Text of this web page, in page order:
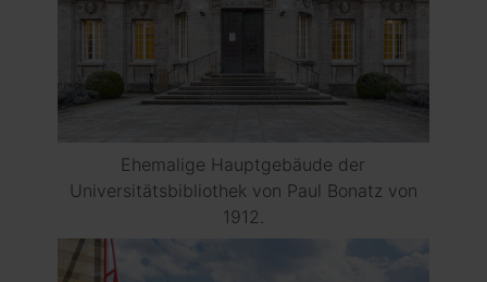
Ehemalige Hauptgebäude der
Universitätsbibliothek von Paul Bonatz von
1912.